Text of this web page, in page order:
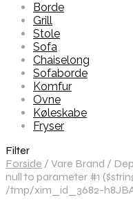
Borde
Grill
Stole
Sofa
Chaiselong
Sofaborde
Komfur
Ovne
Køleskabe
Fryser
Filter
Forside / Vare Brand /
null to parameter #1
/tmp/xim_id_3682-